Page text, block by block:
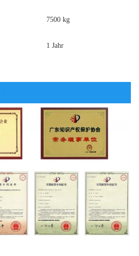
7500 kg
1 Jahr